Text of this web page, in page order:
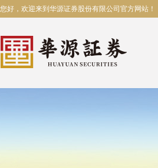
您好，欢迎来到华源证券股份有限公司官方网站！